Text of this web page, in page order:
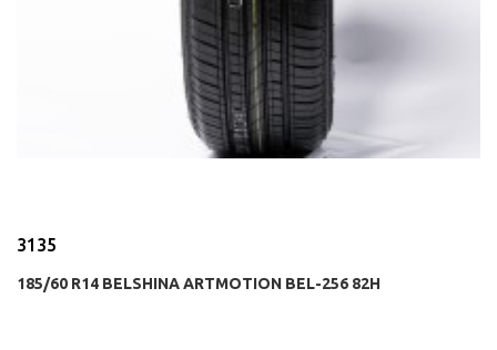
3135
185/60 R14 BELSHINA ARTMOTION BEL-256 82H